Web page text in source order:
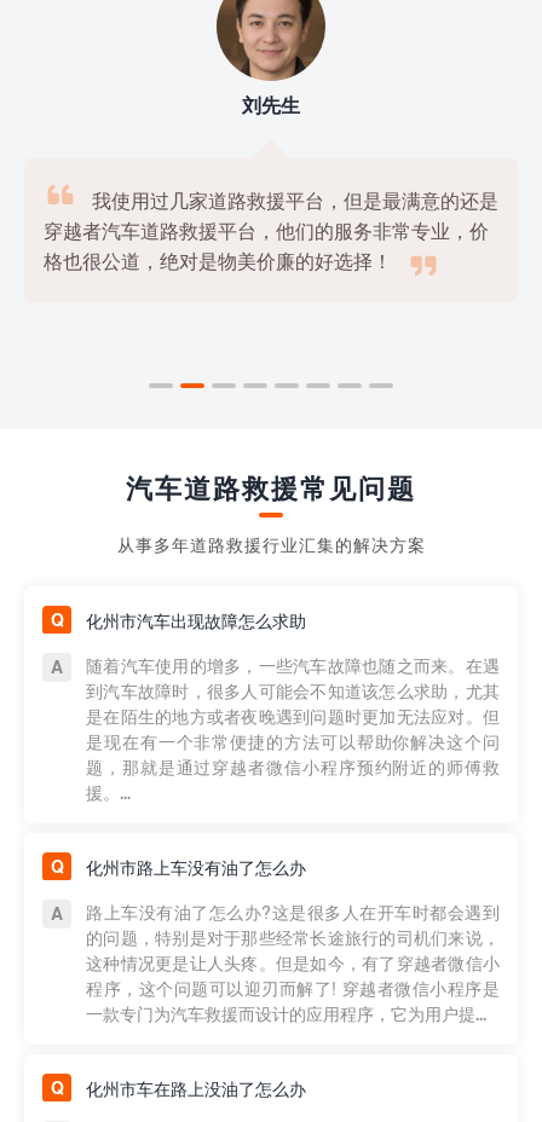
刘先生

我使用过几家道路救援平台，但是最满意的还是
穿越者汽车道路救援平台，他们的服务非常专业，价
格也很公道，绝对是物美价廉的好选择！

汽车道路救援常见问题
从事多年道路救援行业汇集的解决方案
化州市汽车出现故障怎么求助
随着汽车使用的增多，一些汽车故障也随之而来。在遇
到汽车故障时，很多人可能会不知道该怎么求助，尤其
是在陌生的地方或者夜晚遇到问题时更加无法应对。但
是现在有一个非常便捷的方法可以帮助你解决这个问
题，那就是通过穿越者微信小程序预约附近的师傅救
援。...
化州市路上车没有油了怎么办
路上车没有油了怎么办?这是很多人在开车时都会遇到
的问题，特别是对于那些经常长途旅行的司机们来说，
这种情况更是让人头疼。但是如今，有了穿越者微信小
程序，这个问题可以迎刃而解了! 穿越者微信小程序是
一款专门为汽车救援而设计的应用程序，它为用户提...
化州市车在路上没油了怎么办